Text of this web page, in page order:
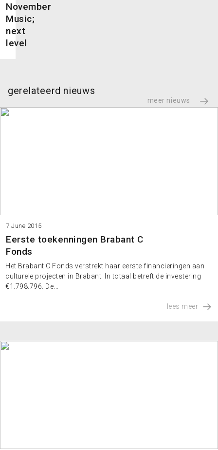
November
Music;
next
level
gerelateerd nieuws
meer nieuws
7 June 2015
Eerste toekenningen Brabant C
Fonds
Het Brabant C Fonds verstrekt haar eerste financieringen aan
culturele projecten in Brabant. In totaal betreft de investering
€1.798.796. De...
lees meer